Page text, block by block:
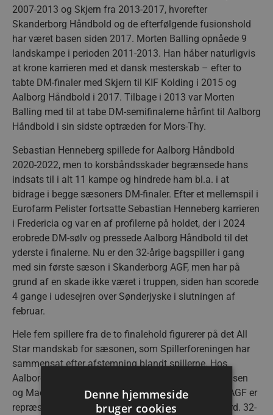
2007-2013 og Skjern fra 2013-2017, hvorefter
Skanderborg Håndbold og de efterfølgende fusionshold
har været basen siden 2017. Morten Balling opnåede 9
landskampe i perioden 2011-2013. Han håber naturligvis
at krone karrieren med et dansk mesterskab – efter to
tabte DM-finaler med Skjern til KIF Kolding i 2015 og
Aalborg Håndbold i 2017. Tilbage i 2013 var Morten
Balling med til at tabe DM-semifinalerne hårfint til Aalborg
Håndbold i sin sidste optræden for Mors-Thy.
Sebastian Henneberg spillede for Aalborg Håndbold
2020-2022, men to korsbåndsskader begrænsede hans
indsats til i alt 11 kampe og hindrede ham bl.a. i at
bidrage i begge sæsoners DM-finaler. Efter et mellemspil i
Eurofarm Pelister fortsatte Sebastian Henneberg karrieren
i Fredericia og var en af profilerne på holdet, der i 2024
erobrede DM-sølv og pressede Aalborg Håndbold til det
yderste i finalerne. Nu er den 32-årige bagspiller i gang
med sin første sæson i Skanderborg AGF, men har på
grund af en skade ikke været i truppen, siden han scorede
4 gange i udesejren over Sønderjyske i slutningen af
februar.
Hele fem spillere fra de to finalehold figurerer på det All
Star mandskab for sæsonen, som Spillerforeningen har
sammensat efter afstemning blandt spillerne. Hos
Aalborg Håndbold er Niklas Landin, Thomas Arnoldsen
og Mads Hoxer valgt til holdet, mens Skanderborg AGF er
repræsenteret af Johan Hansen og Andreas Søgaard. 32-
Denne hjemmeside
bruger cookies